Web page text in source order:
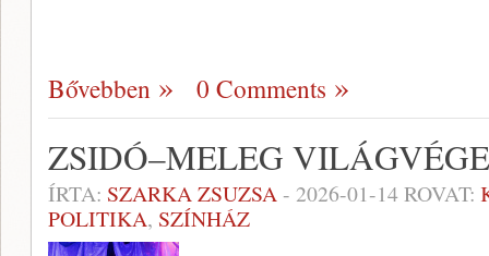
Bővebben 0 Comments
ZSIDÓ–MELEG VILÁGVÉGE
ÍRTA: SZARKA ZSUZSA- 2026-01-14ROVAT:
POLITIKA, SZÍNHÁZ